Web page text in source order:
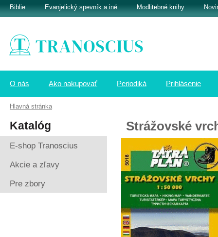
O nás Ako nakupovať Periodiká Prihlásenie
Strážovské
Katalóg
E-shop Tranoscius
Akcie a zľavy
Pre zbory
Biblie Evanjelický spevník a iné Modlitebné knihy
Hlavná stránka